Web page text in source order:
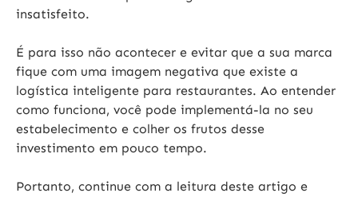
insatisfeito.
É para isso não acontecer e evitar que a sua marca
fique com uma imagem negativa que existe a
logística inteligente para restaurantes. Ao entender
como funciona, você pode implementá-la no seu
estabelecimento e colher os frutos desse
investimento em pouco tempo.
Portanto, continue com a leitura deste artigo e